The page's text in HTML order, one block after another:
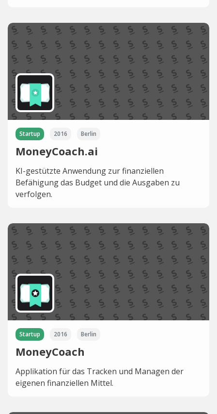
Startup 2016 Berlin
MoneyCoach.ai
KI-gestützte Anwendung zur finanziellen
Befähigung das Budget und die Ausgaben zu
verfolgen.
Startup 2016 Berlin
MoneyCoach
Applikation für das Tracken und Managen der
eigenen finanziellen Mittel.